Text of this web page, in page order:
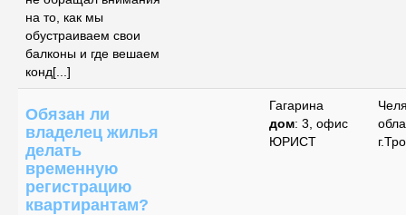
на то, как мы
обустраиваем свои
балконы и где вешаем
конд[...]
Обязан ли
владелец жилья
делать
временную
регистрацию
квартирантам?
Гагарина
дом: 3, офис
ЮРИСТ